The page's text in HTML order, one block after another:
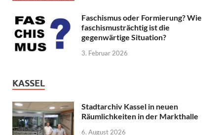
Faschismus oder Formierung? Wie
faschismusträchtig ist die
gegenwärtige Situation?
3. Februar 2026
KASSEL
Stadtarchiv Kassel in neuen
Räumlichkeiten in der Markthalle
6. August 2026